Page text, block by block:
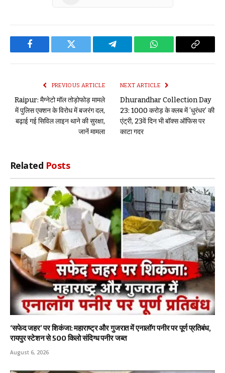
Facebook Twitter Telegram WhatsApp Copy
PREVIOUS ARTICLE
Raipur: मैग्नेटो मॉल तोड़ोफोड़ मामले
में पुलिस एक्शन के विरोध में बजरंग दल,
बढ़ाई गई सिविल लाइन थाने की सुरक्षा,
जानें मामला
NEXT ARTICLE
Dhurandhar Collection Day
23: 1000 करोड़ के क्लब में ‘धुरंधर’ की
एंट्री, 23वें दिन भी बॉक्स ऑफिस पर
काटा गदर
Related Posts
‘सफेद जहर’ पर शिकंजा: महाराष्ट्र और गुजरात में एनालॉग पनीर पर पूर्ण प्रतिबंध,
रायपुर स्टेशन से 500 किलो संदिग्ध पनीर जब्त
August 6, 2026